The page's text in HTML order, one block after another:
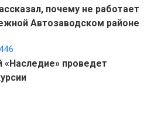
почему не работает
Автозаводском районе
446
«Наследие» проведет